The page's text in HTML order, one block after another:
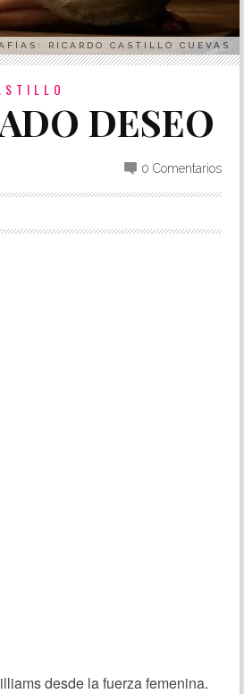
RICARDO CASTILLO CUEVAS
DESEO
0 Comentarios
desde la fuerza femenina.